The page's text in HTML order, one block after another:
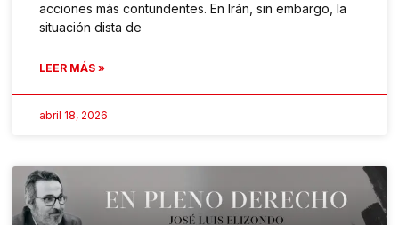
acciones más contundentes. En Irán, sin embargo, la
situación dista de
LEER MÁS »
abril 18, 2026